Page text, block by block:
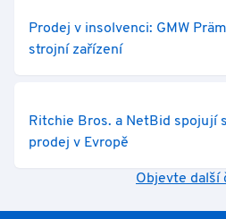
Prodej v insolvenci: GMW
strojní zařízení
Ritchie Bros. a NetBid spojují
prodej v Evropě
Objevte další